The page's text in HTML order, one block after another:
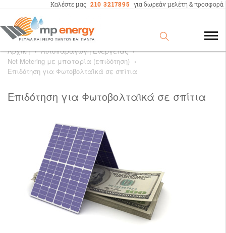
Καλέστε μας 210 3217895 για δωρεάν μελέτη & προσφορά
Αρχική › Αυτοπαραγωγή Ενέργειας ›
Net Metering με μπαταρία (επιδότηση) ›
Επιδότηση για Φωτοβολταϊκά σε σπίτια
Επιδότηση για Φωτοβολταϊκά σε σπίτια